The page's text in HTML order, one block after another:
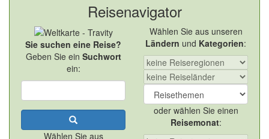
Reisenavigator
Sie suchen eine Reise?
Geben Sie ein Suchwort
ein:
Wählen Sie aus
Wählen Sie aus unseren
Ländern und Kategorien:
oder wählen Sie einen
Reisemonat: